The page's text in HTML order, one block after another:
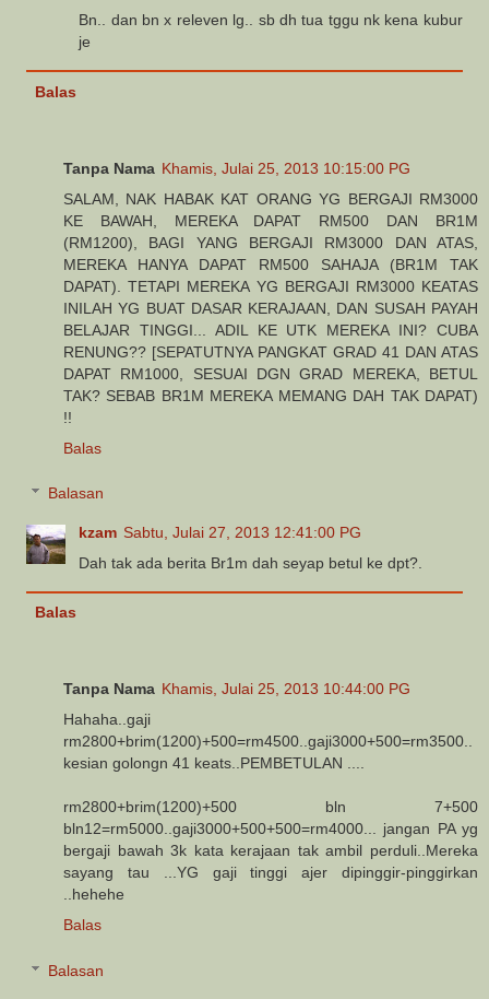
Bn.. dan bn x releven lg.. sb dh tua tggu nk kena kubur
je
Balas
Tanpa Nama Khamis, Julai 25, 2013 10:15:00 PG
SALAM, NAK HABAK KAT ORANG YG BERGAJI RM3000
KE BAWAH, MEREKA DAPAT RM500 DAN BR1M
(RM1200), BAGI YANG BERGAJI RM3000 DAN ATAS,
MEREKA HANYA DAPAT RM500 SAHAJA (BR1M TAK
DAPAT). TETAPI MEREKA YG BERGAJI RM3000 KEATAS
INILAH YG BUAT DASAR KERAJAAN, DAN SUSAH PAYAH
BELAJAR TINGGI... ADIL KE UTK MEREKA INI? CUBA
RENUNG?? [SEPATUTNYA PANGKAT GRAD 41 DAN ATAS
DAPAT RM1000, SESUAI DGN GRAD MEREKA, BETUL
TAK? SEBAB BR1M MEREKA MEMANG DAH TAK DAPAT)
!!
Balas
Balasan
kzam Sabtu, Julai 27, 2013 12:41:00 PG
Dah tak ada berita Br1m dah seyap betul ke dpt?.
Balas
Tanpa Nama Khamis, Julai 25, 2013 10:44:00 PG
Hahaha..gaji
rm2800+brim(1200)+500=rm4500..gaji3000+500=rm3500..
kesian golongn 41 keats..PEMBETULAN ....
rm2800+brim(1200)+500 bln 7+500
bln12=rm5000..gaji3000+500+500=rm4000... jangan PA yg
bergaji bawah 3k kata kerajaan tak ambil perduli..Mereka
sayang tau ...YG gaji tinggi ajer dipinggir-pinggirkan
..hehehe
Balas
Balasan